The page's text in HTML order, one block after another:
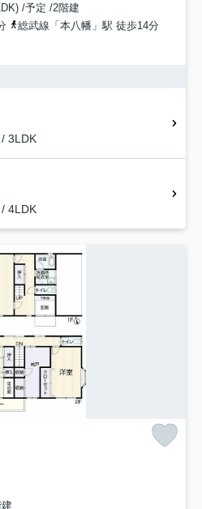
/予定 /2階建
総武線「本八幡」駅 徒歩14分
3LDK
4LDK